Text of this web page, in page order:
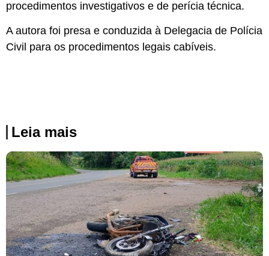
procedimentos investigativos e de perícia técnica.
A autora foi presa e conduzida à Delegacia de Polícia
Civil para os procedimentos legais cabíveis.
Leia mais